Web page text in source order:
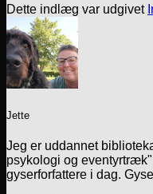
Dette indlæg var udgivet
Jette
Jeg er uddannet
psykologi og
gyserforfattere i dag.